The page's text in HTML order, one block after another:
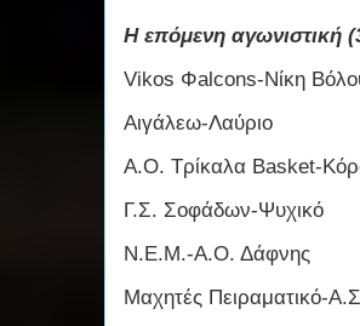
Η επόμενη αγωνιστική
Vikos Φalcons-Νίκη
Αιγάλεω-Λαύριο
Α.Ο. Τρίκαλα Basket-
Γ.Σ. Σοφάδων-Ψυχικό
Ν.Ε.Μ.-Α.Ο. Δάφνης
Μαχητές Πειραματικό-